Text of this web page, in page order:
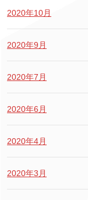
2020年10月
2020年9月
2020年7月
2020年6月
2020年4月
2020年3月